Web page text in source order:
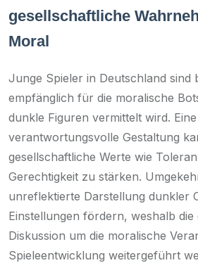
gesellschaftliche
Moral
Junge Spieler in Deutschland sind
empfänglich für die moralische
dunkle Figuren vermittelt wird. Eine
verantwortungsvolle Gestaltung
gesellschaftliche Werte wie
Gerechtigkeit zu stärken.
unreflektierte Darstellung dunkler
Einstellungen fördern, weshalb die
Diskussion um die moralische
Spieleentwicklung weitergeführt